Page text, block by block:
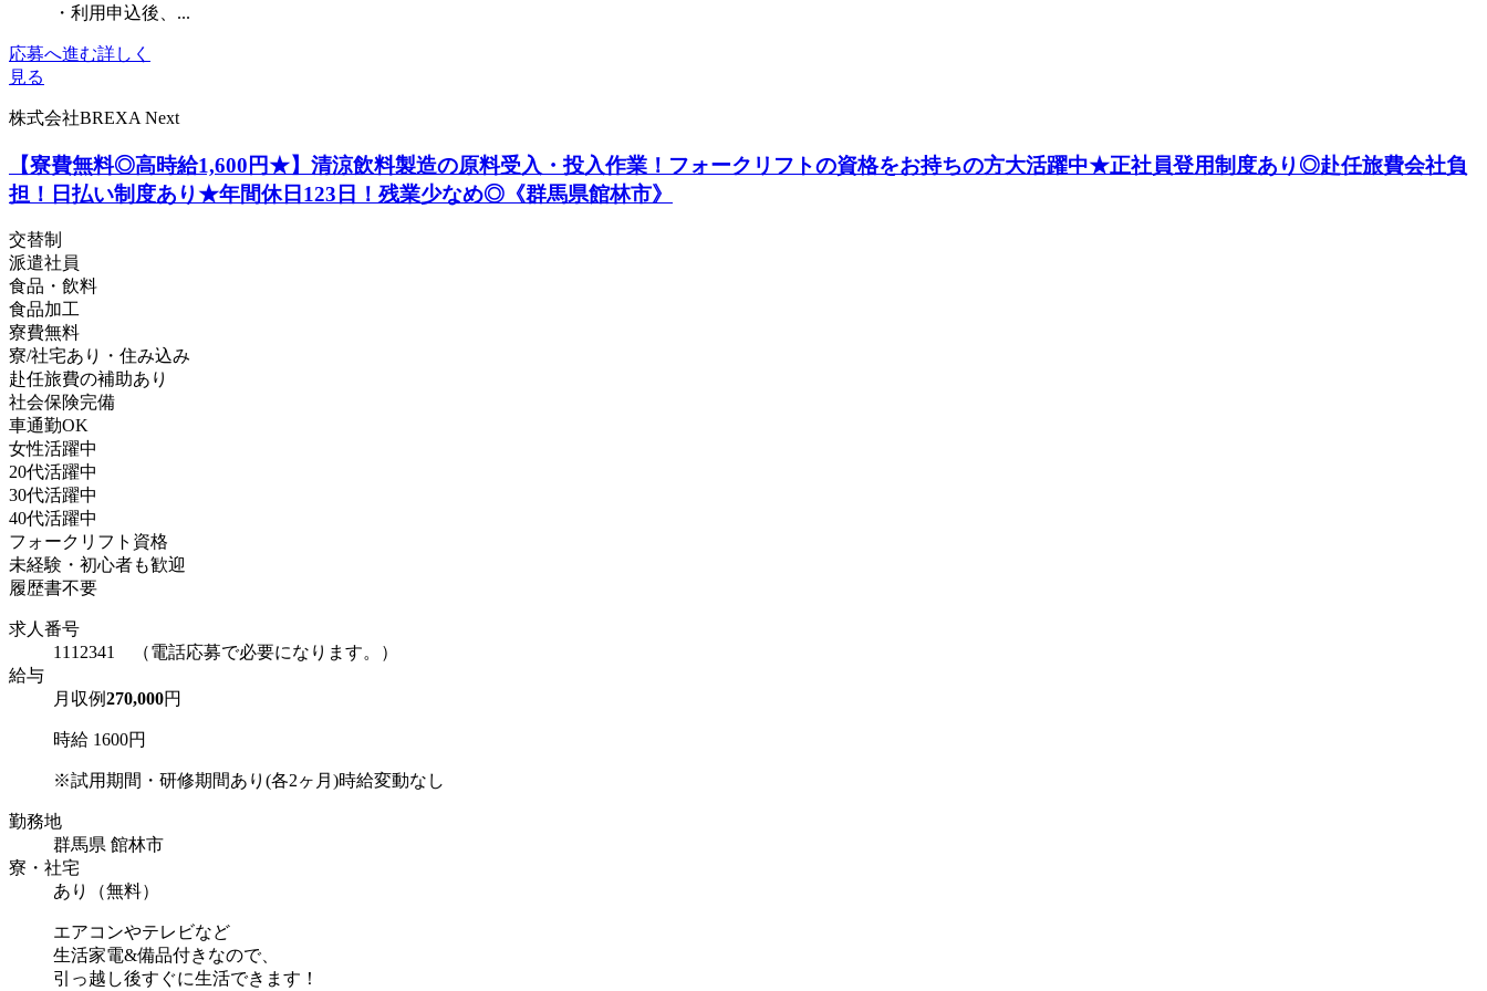
・利用申込後、...
応募へ進む詳しく
見る
株式会社BREXA Next
【寮費無料◎高時給1,600円★】清涼飲料製造の原料受入・投入作業！フォークリフトの資格をお持ちの方大活躍中★正社員登用制度あり◎赴任旅費会社負
担！日払い制度あり★年間休日123日！残業少なめ◎《群馬県館林市》
交替制
派遣社員
食品・飲料
食品加工
寮費無料
寮/社宅あり・住み込み
赴任旅費の補助あり
社会保険完備
車通勤OK
女性活躍中
20代活躍中
30代活躍中
40代活躍中
フォークリフト資格
未経験・初心者も歓迎
履歴書不要
求人番号
1112341 （電話応募で必要になります。）
給与
月収例270,000円
時給 1600円
※試用期間・研修期間あり(各2ヶ月)時給変動なし
勤務地
群馬県 館林市
寮・社宅
あり（無料）
エアコンやテレビなど
生活家電&備品付きなので、
引っ越し後すぐに生活できます！